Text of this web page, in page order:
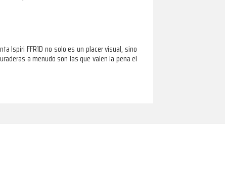
Ispiri FFR1D no solo es un placer visual, sino
a menudo son las que valen la pena el